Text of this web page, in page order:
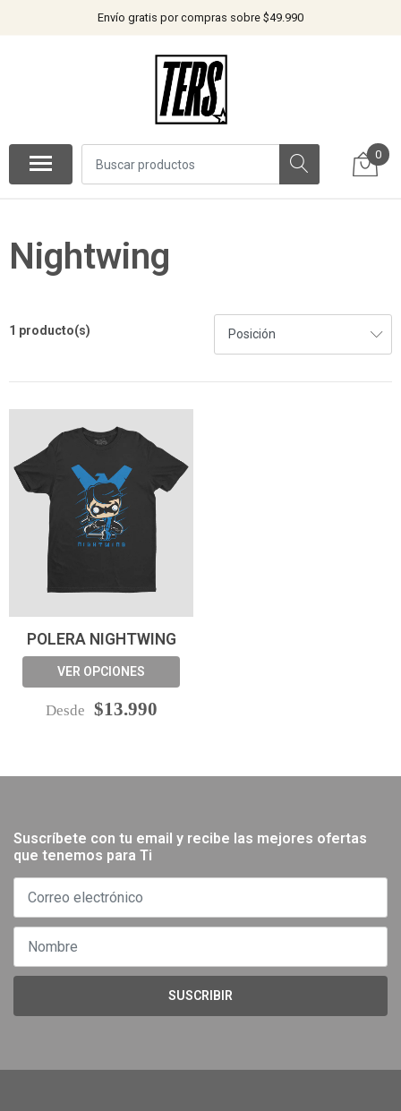
Envío gratis por compras sobre $49.990
0
Nightwing
1 producto(s)
POLERA NIGHTWING
VER OPCIONES
Desde $13.990
Suscríbete con tu email y recibe las mejores ofertas
que tenemos para Ti
SUSCRIBIR